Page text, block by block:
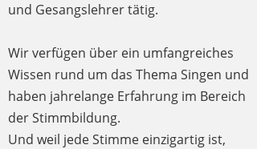
und Gesangslehrer tätig.
Wir verfügen über ein umfangreiches
Wissen rund um das Thema Singen und
haben jahrelange Erfahrung im Bereich
der Stimmbildung.
Und weil jede Stimme einzigartig ist,